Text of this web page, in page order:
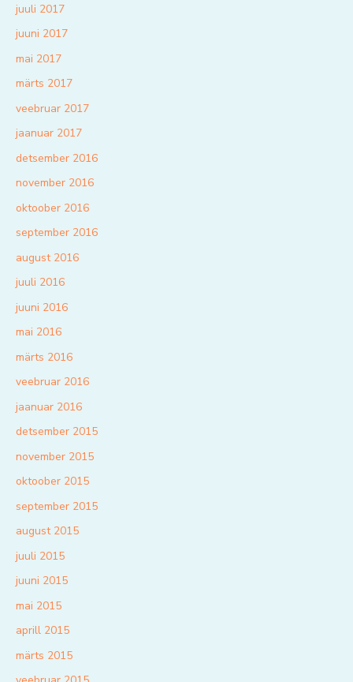
juuli 2017
juuni 2017
mai 2017
märts 2017
veebruar 2017
jaanuar 2017
detsember 2016
november 2016
oktoober 2016
september 2016
august 2016
juuli 2016
juuni 2016
mai 2016
märts 2016
veebruar 2016
jaanuar 2016
detsember 2015
november 2015
oktoober 2015
september 2015
august 2015
juuli 2015
juuni 2015
mai 2015
aprill 2015
märts 2015